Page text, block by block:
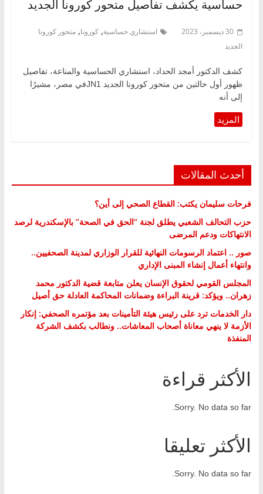
حساسية يكشف تفاصيل متحور كورونا الجديد
30 ديسمبر، 2023 استشاري حساسية, كورونا, متحور كورونا
الجديد
كشف الدكتور أمجد الحداد، استشاري الحساسية والمناعة، تفاصيل
ظهور أول حالتين من متحور كورونا الجديد JN1في مصر، مشيرًا
إلى أنه
أحدث المقالات
فرحات سليمان يكتب: القطاع الصحي إلى أين؟
حزب التحالف الشعبي يطلق لجنة “الحق في الصحة” بالإسكندرية لرصد
الانتهاكات ودعم المرضى
صور .. اعتماد الرسومات النهائية للقرار الوزاري لمدينة الصحفيين..
وانتهاء أعمال إنشاء المبنى الإداري
المجلس القومي لحقوق الإنسان يعلن متابعة قضية الدكتور محمد
زهران.. ويؤكد: قرينة البراءة وضمانات المحاكمة العادلة حق أصيل
دار الخدمات ترد على رئيس هيئة التأمينات بعد مؤتمره الصحفي: إنكار
الأزمة لا ينهي معاناة أصحاب المعاشات.. ونطالب بكشف الشركة
المنفذة
الأكثر قراءة
Sorry. No data so far.
الأكثر تعليقا
Sorry. No data so far.